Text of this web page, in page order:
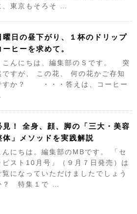
、東京もそろそ …
曜日の昼下がり、１杯のドリップ
ーヒーを求めて。
んにちは、編集部のＳです。 突
ですが、 この花、 何の花かご存知
すか？ ・・・答えは、コーヒー
見！ 全身、顔、脚の「三大・美容
体」メソッドを実践解説
んにちは。編集部のMBです。 「セ
ピスト10月号」（９月７日発売）は
覧になっていただけましたでしょう
？ 特集１で …